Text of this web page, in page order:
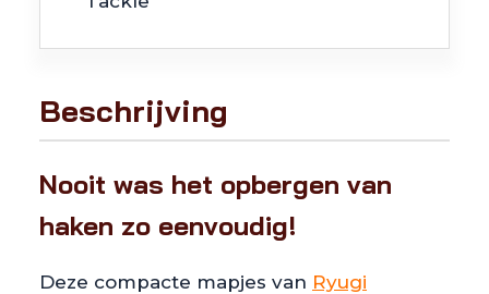
Beschrijving
Nooit was het opbergen van
haken zo eenvoudig!
Deze compacte mapjes van Ryugi